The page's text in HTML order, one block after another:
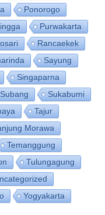
Ponorogo
Purwakarta
Rancaekek
Sayung
Singaparna
Subang
Sukabumi
Tajur
Morawa
Temanggung
Tulungagung
Yogyakarta